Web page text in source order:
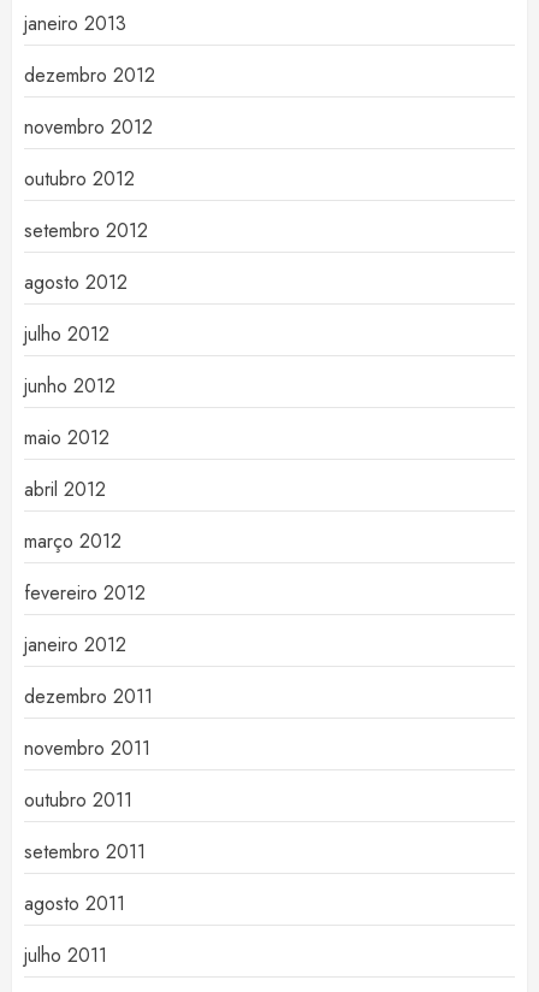
janeiro 2013
dezembro 2012
novembro 2012
outubro 2012
setembro 2012
agosto 2012
julho 2012
junho 2012
maio 2012
abril 2012
março 2012
fevereiro 2012
janeiro 2012
dezembro 2011
novembro 2011
outubro 2011
setembro 2011
agosto 2011
julho 2011